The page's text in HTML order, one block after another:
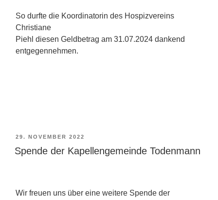
So durfte die Koordinatorin des Hospizvereins
Christiane
Piehl diesen Geldbetrag am 31.07.2024 dankend
entgegennehmen.
VERÖFFENTLICHT
AM
29. NOVEMBER 2022
Spende der Kapellengemeinde Todenmann
Wir freuen uns über eine weitere Spende der